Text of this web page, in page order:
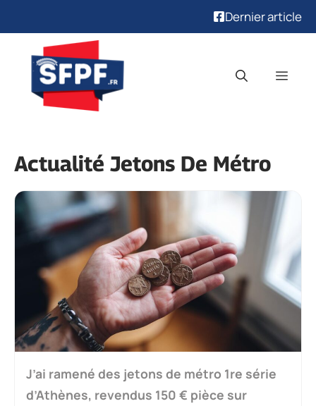
Dernier article
contenu
Actualité Jetons De Métro
J’ai ramené des jetons de métro 1re série
d’Athènes, revendus 150 € pièce sur